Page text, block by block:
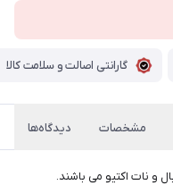
گارانتی اصالت و سلامت کالا
مشخصات دیدگاه‌ها